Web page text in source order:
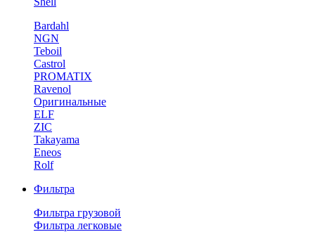
Bardahl
NGN
Teboil
Castrol
PROMATIX
Ravenol
Оригинальные
ELF
ZIC
Takayama
Eneos
Rolf
Фильтра
Фильтра грузовой
Фильтра легковые